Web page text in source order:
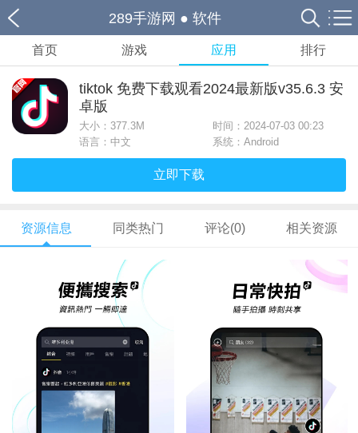
289手游网 ● 软件
首页 游戏 应用 排行
tiktok 免费下载观看2024最新版v35.6.3 安
卓版
大小： 377.3M
时间：2024-07-03 00:23
语言：中文
系统：Android
立即下载
资源信息 同类热门 评论(0) 相关资源